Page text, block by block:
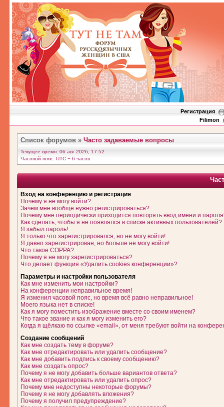
Регистрация
Filimon
Список форумов » Часто задаваемые вопросы
Текущее время: 06 авг 2026, 17:52
Часовой пояс: UTC − 6 часов
Вход на конференцию и регистрация
Почему я не могу войти?
Зачем мне вообще нужно регистрироваться?
Почему мне периодически приходится повторять ввод имени и
Как сделать, чтобы я не появлялся в списке активных пользователей?
Я забыл пароль!
Я только что зарегистрировался, но не могу войти!
Я давно зарегистрирован, но больше не могу войти!
Что такое COPPA?
Почему я не могу зарегистрироваться?
Что делает функция «Удалить cookies конференции»?
Параметры и настройки пользователя
Как мне изменить мои настройки?
На конференции неправильное время!
Я изменил часовой пояс, но время всё равно неправильное!
Моего языка нет в списке!
Как я могу поместить изображение вместе со своим именем?
Что такое звание и как я могу изменить его?
Когда я щёлкаю по ссылке «email», от меня требуют войти на
Создание сообщений
Как мне создать тему в форуме?
Как мне отредактировать или удалить сообщение?
Как мне добавить подпись к своему сообщению?
Как мне создать опрос?
Почему я не могу добавить больше вариантов ответа?
Как мне отредактировать или удалить опрос?
Почему мне недоступны некоторые форумы?
Почему я не могу добавлять вложения?
Почему я получил предупреждение?